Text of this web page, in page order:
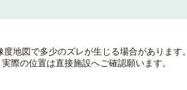
地図で多少のズレが生じる場合があります。
際の位置は直接施設へご確認願います。